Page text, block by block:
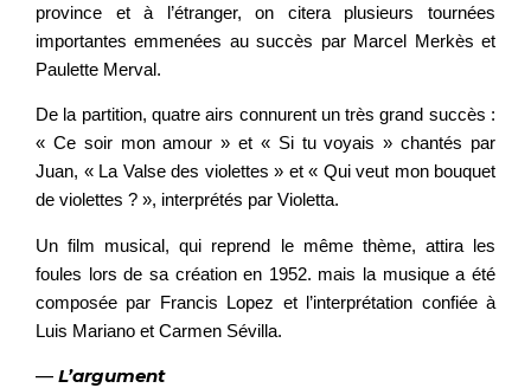
province et à l’étranger, on citera plusieurs tournées
importantes emmenées au succès par Marcel Merkès et
Paulette Merval.
De la partition, quatre airs connurent un très grand succès :
« Ce soir mon amour » et « Si tu voyais » chantés par
Juan, « La Valse des violettes » et « Qui veut mon bouquet
de violettes ? », interprétés par Violetta.
Un film musical, qui reprend le même thème, attira les
foules lors de sa création en 1952. mais la musique a été
composée par Francis Lopez et l’interprétation confiée à
Luis Mariano et Carmen Sévilla.
— L’argument